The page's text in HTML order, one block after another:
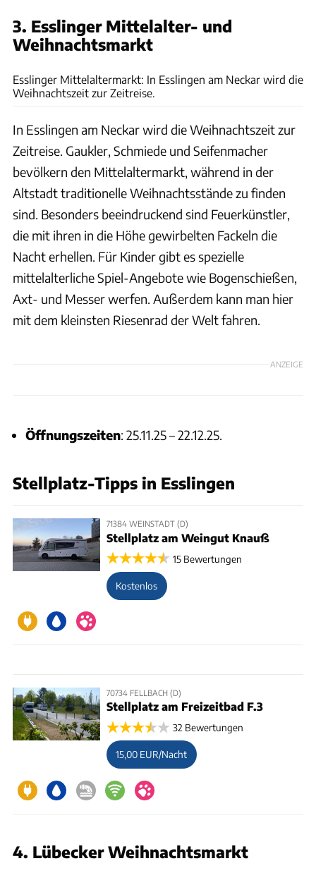
3. Esslinger Mittelalter- und
Weihnachtsmarkt
Esslinger Mittelaltermarkt: In Esslingen am Neckar wird die
Weihnachtszeit zur Zeitreise.
In Esslingen am Neckar wird die Weihnachtszeit zur
Zeitreise. Gaukler, Schmiede und Seifenmacher
bevölkern den Mittelaltermarkt, während in der
Altstadt traditionelle Weihnachtsstände zu finden
sind. Besonders beeindruckend sind Feuerkünstler,
die mit ihren in die Höhe gewirbelten Fackeln die
Nacht erhellen. Für Kinder gibt es spezielle
mittelalterliche Spiel-Angebote wie Bogenschießen,
Axt- und Messer werfen. Außerdem kann man hier
mit dem kleinsten Riesenrad der Welt fahren.
ANZEIGE
Öffnungszeiten: 25.11.25 – 22.12.25.
Stellplatz-Tipps in Esslingen
71384 WEINSTADT (D)
Stellplatz am Weingut Knauß
15 Bewertungen
Kostenlos
70734 FELLBACH (D)
Stellplatz am Freizeitbad F.3
32 Bewertungen
15,00 EUR/Nacht
4. Lübecker WeihnachtsmarktWolfgang Maxwitat